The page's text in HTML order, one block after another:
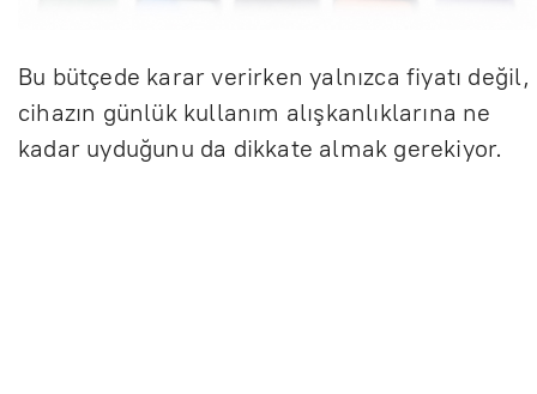
Bu bütçede karar verirken yalnızca fiyatı değil,
cihazın günlük kullanım alışkanlıklarına ne
kadar uyduğunu da dikkate almak gerekiyor.